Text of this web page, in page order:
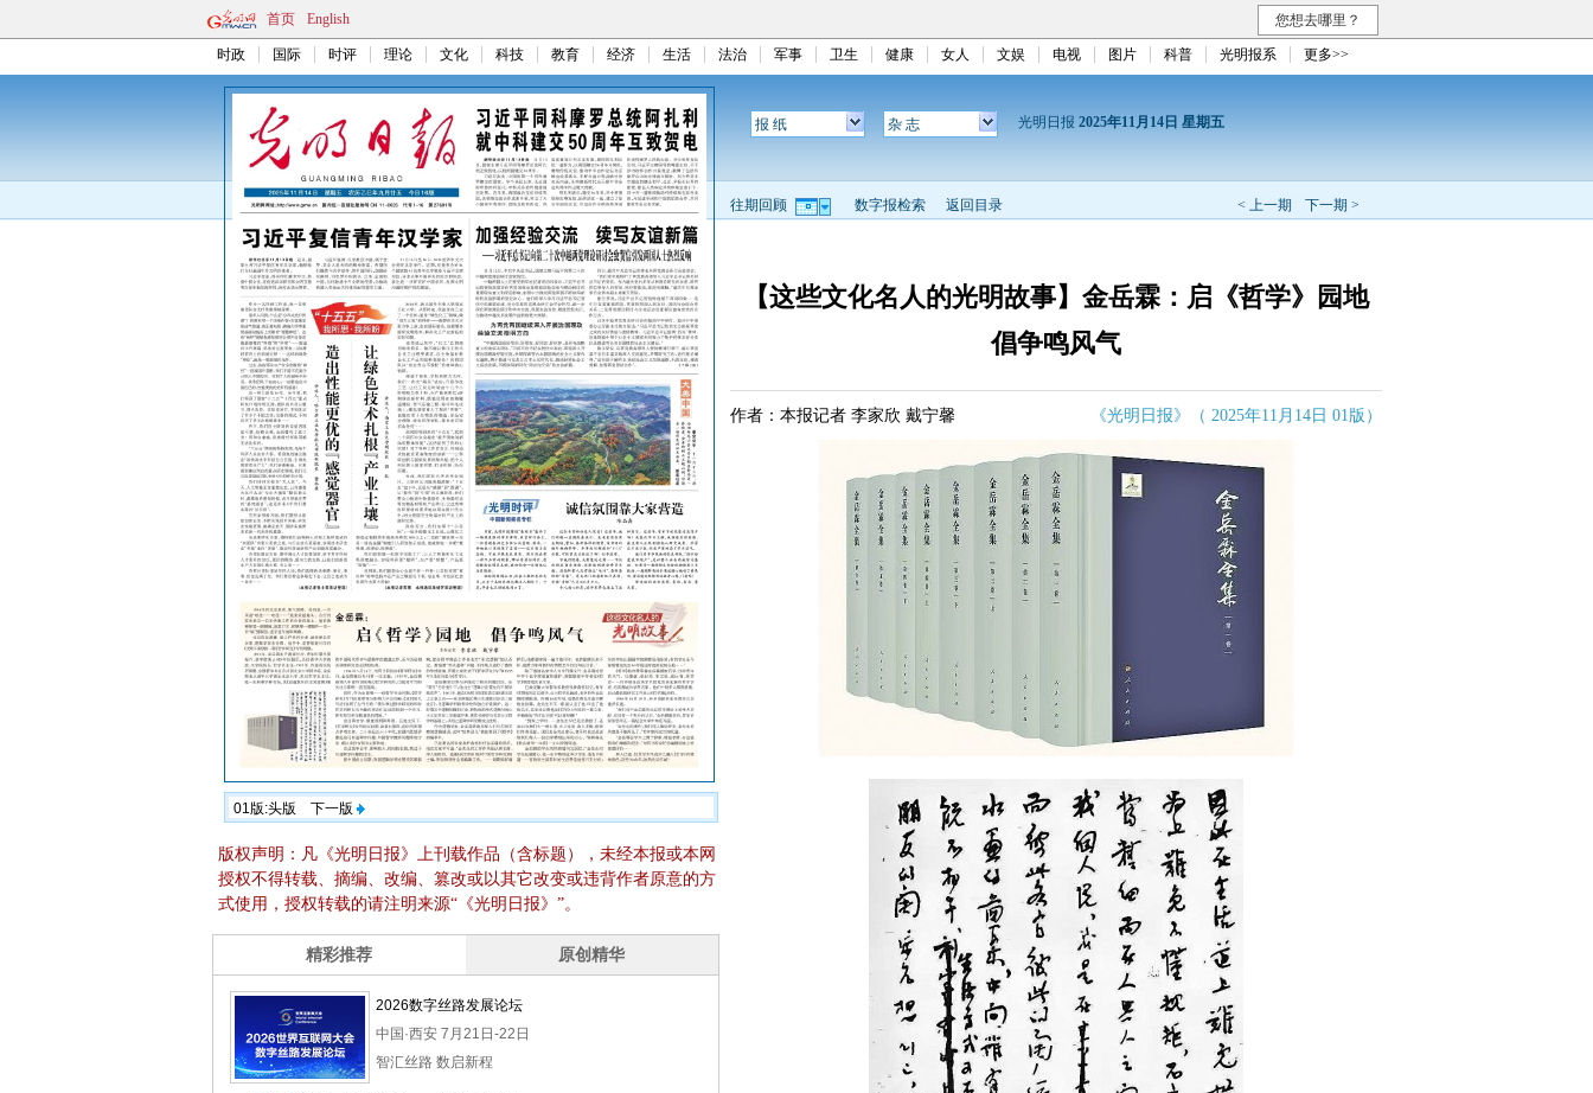
首页 English 您想去哪里？
时政 国际 时评 理论 文化 科技 教育 经济 生活 法治 军事 卫生 健康 女人 文娱 电视 图片 科普 光明报系 更多>>
01版:头版 下一版
版权声明：凡《光明日报》上刊载作品（含标题），未经本报或本网
授权不得转载、摘编、改编、篡改或以其它改变或违背作者原意的方
式使用，授权转载的请注明来源“《光明日报》”。
报 纸 杂 志 光明日报 2025年11月14日 星期五
< 上一期 下一期 >
往期回顾 数字报检索 返回目录
【这些文化名人的光明故事】金岳霖：启《哲学》园地
倡争鸣风气
作者：本报记者 李家欣 戴宁馨 《光明日报》（ 2025年11月14日 01版）